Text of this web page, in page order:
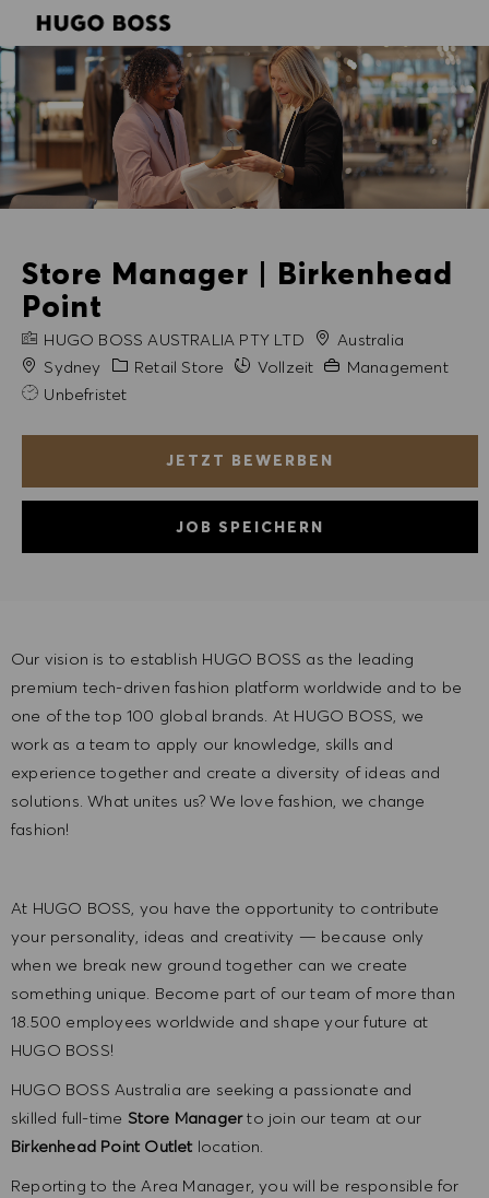
Store Manager | Birkenhead
Point
FIRMENNAME
HUGO BOSS AUSTRALIA PTY LTD
Australia
StadtSydney Kategorie
Retail Store Vollzeit Erfahrung erforderlich
Management
Unbefristet
JETZT BEWERBEN
JOB SPEICHERN
Our vision is to establish HUGO BOSS as the leading
premium tech-driven fashion platform worldwide and to be
one of the top 100 global brands. At HUGO BOSS, we
work as a team to apply our knowledge, skills and
experience together and create a diversity of ideas and
solutions. What unites us? We love fashion, we change
fashion!
At HUGO BOSS, you have the opportunity to contribute
your personality, ideas and creativity — because only
when we break new ground together can we create
something unique. Become part of our team of more than
18.500 employees worldwide and shape your future at
HUGO BOSS!
HUGO BOSS Australia are seeking a passionate and
skilled full-time Store Managerto join our team at our
Birkenhead Point Outlet location.
Reporting to the Area Manager, you will be responsible for